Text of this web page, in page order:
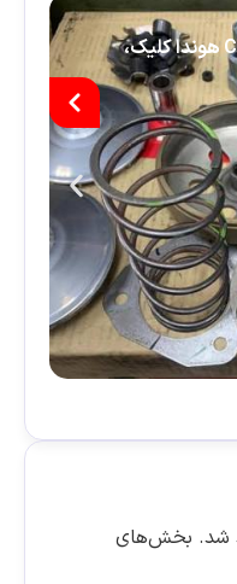
راهنمای کامل سرویس CVT هوندا کلیک،
شد. بخش‌های